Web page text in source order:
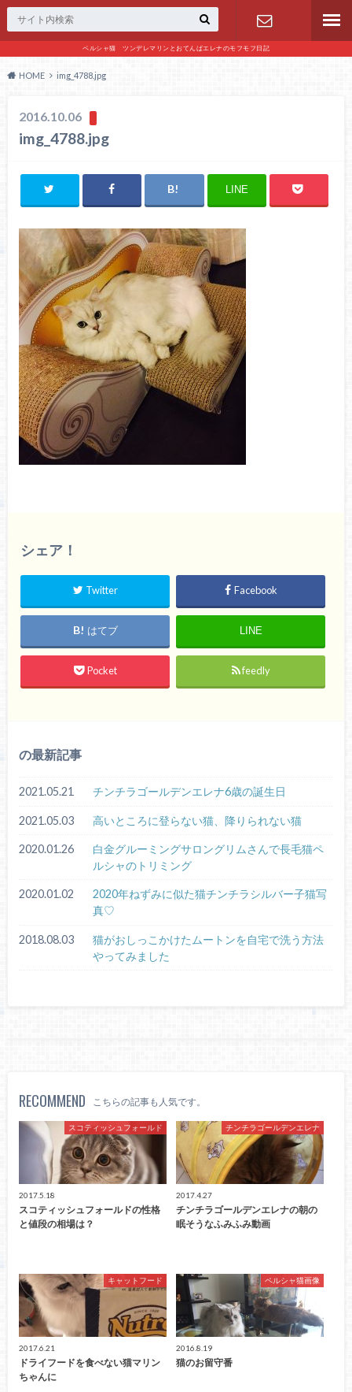
ペルシャ猫 ツンデレマリンとおてんばエレナのモフモフ日記
お問い合わ
HOME img_4788.jpg
2016.10.06
img_4788.jpg
LINE
シェア！
Twitter Facebook
はてブ LINE
Pocket feedly
の最新記事
2021.05.21 チンチラゴールデンエレナ6歳の誕生日
2021.05.03 高いところに登らない猫、降りられない猫
2020.01.26
白金グルーミングサロングリムさんで長毛猫ペ
ルシャのトリミング
2020.01.02
2020年ねずみに似た猫チンチラシルバー子猫写
真♡
2018.08.03
猫がおしっこかけたムートンを自宅で洗う方法
やってみました
RECOMMEND こちらの記事も人気です。
スコティッシュフォールド
2017.5.18
スコティッシュフォールドの性格
と値段の相場は？
チンチラゴールデンエレナ
2017.4.27
チンチラゴールデンエレナの朝の
眠そうなふみふみ動画
キャットフード
2017.6.21
ドライフードを食べない猫マリン
ちゃんに
ペルシャ猫画像
2016.8.19
猫のお留守番